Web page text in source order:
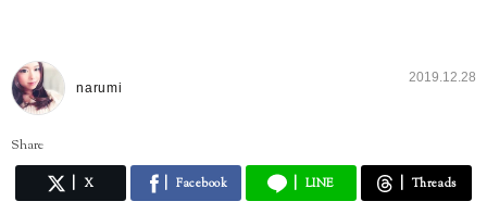
narumi
2019.12.28
Share
X Facebook LINE Threads